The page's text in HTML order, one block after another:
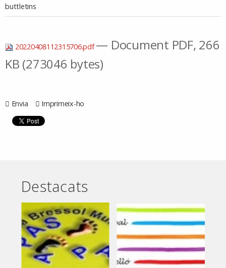
buttletins
20220408112315706.pdf— Document PDF, 266
KB (273046 bytes)
Envia Imprimeix-ho
Destacats